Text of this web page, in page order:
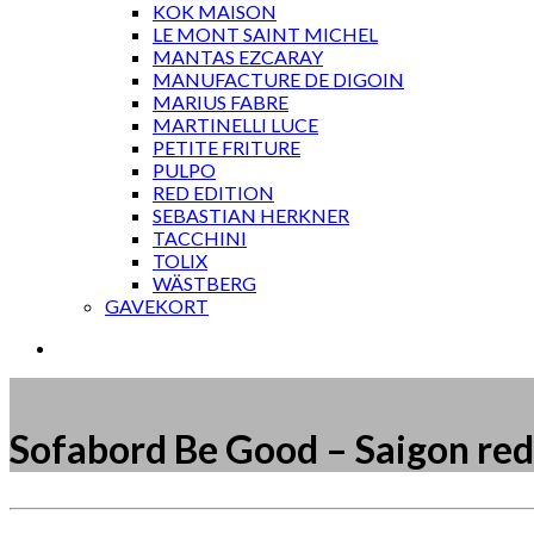
KOK MAISON
LE MONT SAINT MICHEL
MANTAS EZCARAY
MANUFACTURE DE DIGOIN
MARIUS FABRE
MARTINELLI LUCE
PETITE FRITURE
PULPO
RED EDITION
SEBASTIAN HERKNER
TACCHINI
TOLIX
WÄSTBERG
GAVEKORT
Sofabord Be Good – Saigon